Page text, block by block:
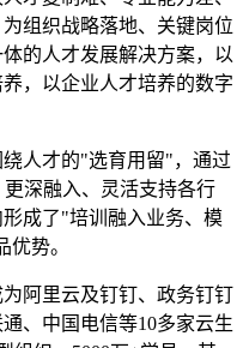
组织战略落地、关键岗位
的人才发展解决方案，以
，以企业人才培养的数字
人才的"选育用留"，通过
更深融入、灵活支持各行
成了"培训融入业务、模
势。
阿里云及钉钉、政务钉钉
、中国电信等10多家云生